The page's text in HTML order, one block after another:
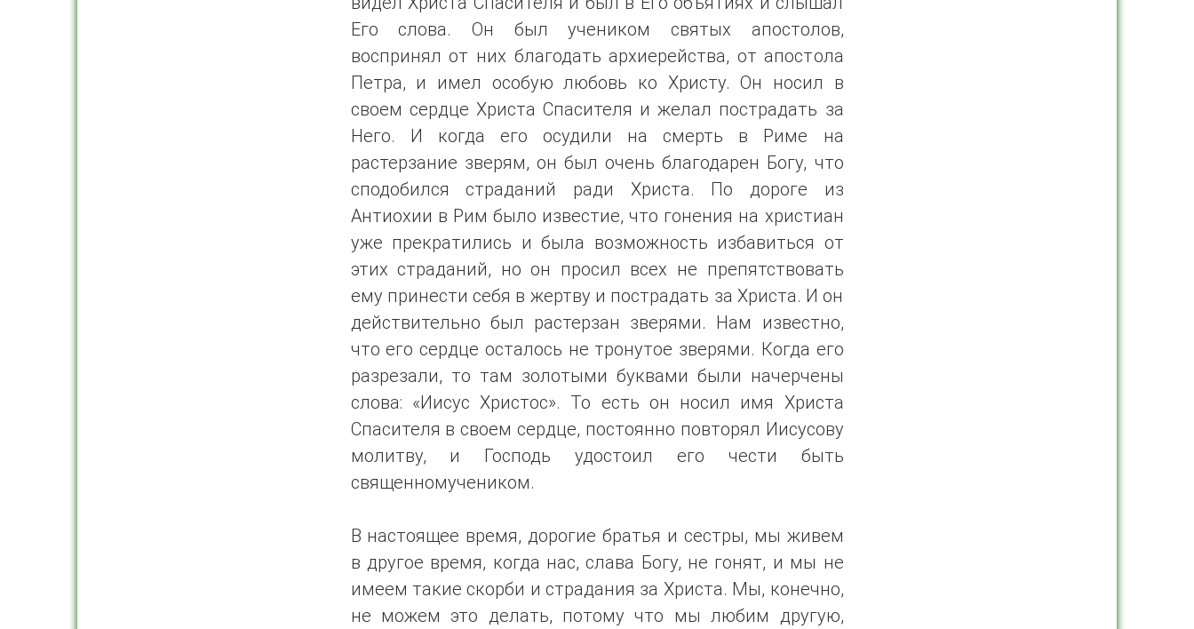
Его слова. Он был учеником святых апостолов,
воспринял от них благодать архиерейства, от апостола
Петра, и имел особую любовь ко Христу. Он носил в
своем сердце Христа Спасителя и желал пострадать за
Него. И когда его осудили на смерть в Риме на
растерзание зверям, он был очень благодарен Богу, что
сподобился страданий ради Христа. По дороге из
Антиохии в Рим было известие, что гонения на христиан
уже прекратились и была возможность избавиться от
этих страданий, но он просил всех не препятствовать
ему принести себя в жертву и пострадать за Христа. И он
действительно был растерзан зверями. Нам известно,
что его сердце осталось не тронутое зверями. Когда его
разрезали, то там золотыми буквами были начерчены
слова: «Иисус Христос». То есть он носил имя Христа
Спасителя в своем сердце, постоянно повторял Иисусову
молитву, и Господь удостоил его чести быть
священномучеником.
В настоящее время, дорогие братья и сестры, мы живем
в другое время, когда нас, слава Богу, не гонят, и мы не
имеем такие скорби и страдания за Христа. Мы, конечно,
не можем это делать, потому что мы любим другую,